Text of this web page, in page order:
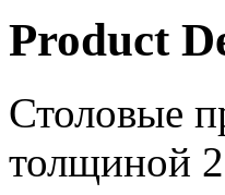
Product
Столовые
толщиной